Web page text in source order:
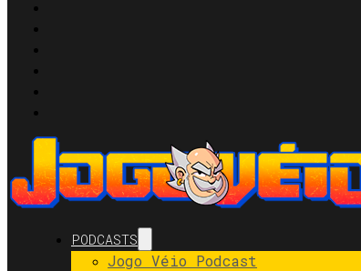
PODCASTS
Jogo Véio Podcast